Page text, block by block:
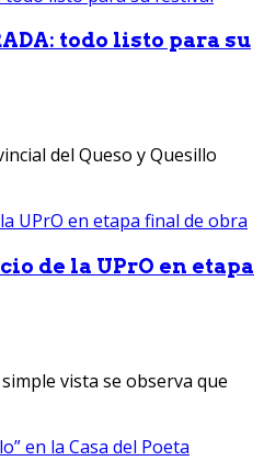
todo listo para su
del Queso y Quesillo
de la UPrO en etapa
vista se observa que